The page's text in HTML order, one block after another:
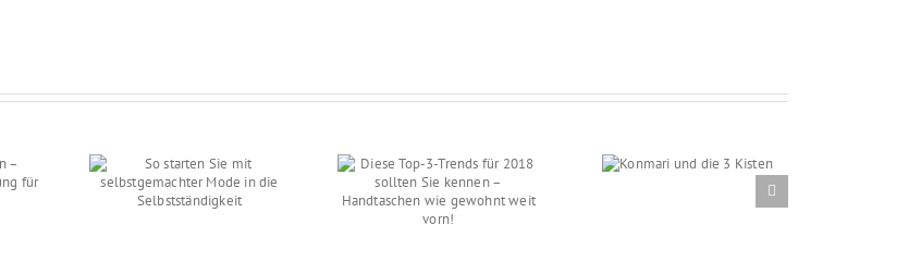
mit
Mode
Diese Top-3-Trends für
2018 sollten Sie kennen
Kisten